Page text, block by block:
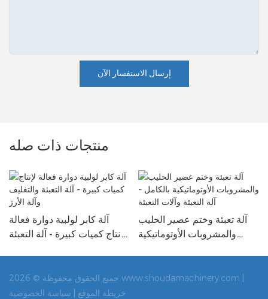
إرسال الاستفسار الآن
منتجات ذات صله
آلة كابر لولبية دوارة فعالة
لإنتاج كميات كبيرة - آلة التعبئة
آلة تعبئة وختم عصير الحليب
والمشروبات الأوتوماتيكية
جميع الحقوق محفوظة © 2026 www.shoudamachinery.com |
خريطة الموقع |
سياسة الخصوصية